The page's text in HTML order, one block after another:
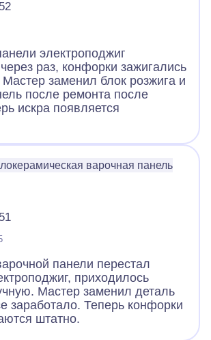
электроподжиг
раз, конфорки зажигались
заменил блок розжига и
после ремонта после
искра появляется
варочная панель
панели перестал
приходилось
Мастер заменил деталь
заработало. Теперь конфорки
штатно.